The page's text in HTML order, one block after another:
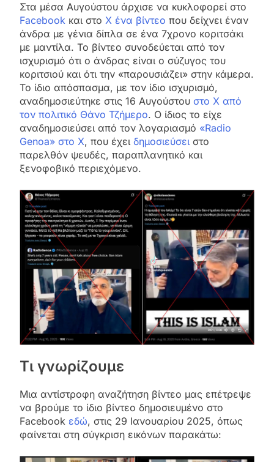
Στα μέσα Αυγούστου άρχισε να κυκλοφορεί στο
Facebook και στο X ένα βίντεο που δείχνει έναν
άνδρα με γένια δίπλα σε ένα 7χρονο κοριτσάκι
με μαντίλα. Το βίντεο συνοδεύεται από τον
ισχυρισμό ότι ο άνδρας είναι ο σύζυγος του
κοριτσιού και ότι την «παρουσιάζει» στην κάμερα.
Το ίδιο απόσπασμα, με τον ίδιο ισχυρισμό,
αναδημοσιεύτηκε στις 16 Αυγούστου στο X από
τον πολιτικό Θάνο Τζήμερο. Ο ίδιος το είχε
αναδημοσιεύσει από τον λογαριασμό «Radio
Genoa» στο X, που έχει δημοσιεύσει στο
παρελθόν ψευδές, παραπλανητικό και
ξενοφοβικό περιεχόμενο.
Τι γνωρίζουμε
Μια αντίστροφη αναζήτηση βίντεο μας επέτρεψε
να βρούμε το ίδιο βίντεο δημοσιευμένο στο
Facebook εδώ, στις 29 Ιανουαρίου 2025, όπως
φαίνεται στη σύγκριση εικόνων παρακάτω: